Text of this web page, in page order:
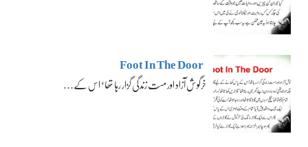
Foot In The Door
خرگوش آزاد اور مست زندگی گزار رہا تھا‘ اس کے…